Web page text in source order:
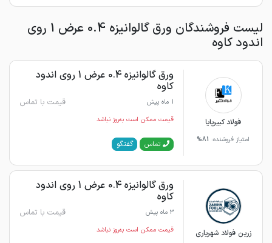
لیست فروشندگان ورق گالوانیزه 0.4 عرض 1 روی
اندود کاوه
فولاد کبیرپایا
امتیاز فروشنده: 81%
ورق گالوانیزه 0.4 عرض 1 روی اندود
کاوه
1 ماه پیش قیمت با تماس
قیمت ممکن است به‌روز نباشد
تماس گفتگو
زرین فولاد شهریاری
ورق گالوانیزه 0.4 عرض 1 روی اندود
کاوه
3 ماه پیش قیمت با تماس
قیمت ممکن است به‌روز نباشد